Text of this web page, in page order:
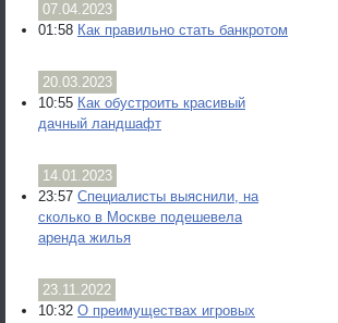
07.04.2023
01:58 Как правильно стать банкротом
20.03.2023
10:55 Как обустроить красивый
дачный ландшафт
14.01.2023
23:57 Специалисты выяснили, на
сколько в Москве подешевела
аренда жилья
23.11.2022
10:32 О преимуществах игровых